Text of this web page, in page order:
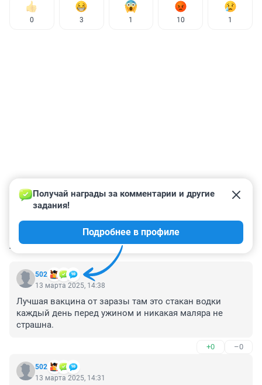
0 3 1 10 1
КОММЕНТАРИИ 50
502
Получай награды за комментарии и другие
задания!
Подробнее в профиле
13 марта 2025, 14:38
Лучшая вакцина от заразы там это стакан водки
каждый день перед ужином и никакая маляра не
страшна.
+0 –0
502
13 марта 2025, 14:31